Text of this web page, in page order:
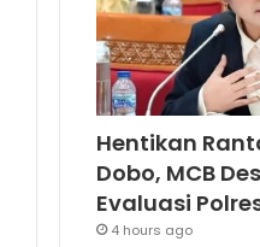
Hentikan
Dobo, MCB
Evaluasi
4 hours ago